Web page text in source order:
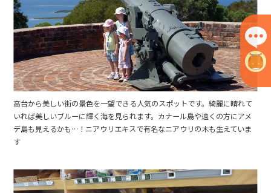
高台から美しい街の景色を一望できる人気のスポットです。綺麗に晴れて
いれば美しいブルーに輝く海を見られます。カナール島や遠くの方にアメ
デ島も見えるかも…！ニアウリエキスで有名なニアウリの木も生えていま
す